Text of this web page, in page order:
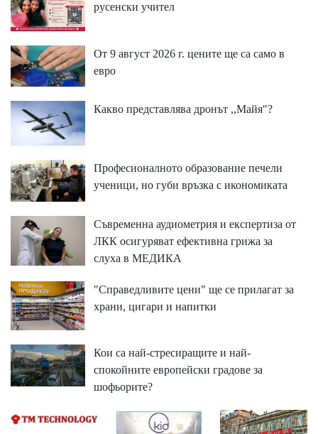
русенски учител
От 9 август 2026 г. цените ще са само в
евро
Какво представлява дронът ,,Майя"?
Професионалното образование печели
ученици, но губи връзка с икономиката
Съвременна аудиометрия и експертиза от
ЛКК осигуряват ефективна грижа за
слуха в МЕДИКА
"Справедливите цени" ще се прилагат за
храни, цигари и напитки
Кои са най-стресиращите и най-
спокойните европейски градове за
шофьорите?